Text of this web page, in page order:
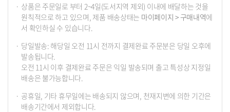
상품은 주문일로 부터 2~4일(도서지역 제외) 이내에 배달하는 것을
원칙적으로 하고 있으며, 제품 배송상태는 마이페이지 > 구매내역에
서 확인하실 수 있습니다.
당일발송: 해당일 오전 11시 전까지 결제완료 주문분은 당일 오후에
발송됩니다.
오전 11시 이후 결제완료 주문은 익일 발송되며 출고 특성상 지정일
배송은 불가능합니다.
공휴일, 기타 휴무일에는 배송되지 않으며, 천재지변에 의한 기간은
배송기간에서 제외합니다.